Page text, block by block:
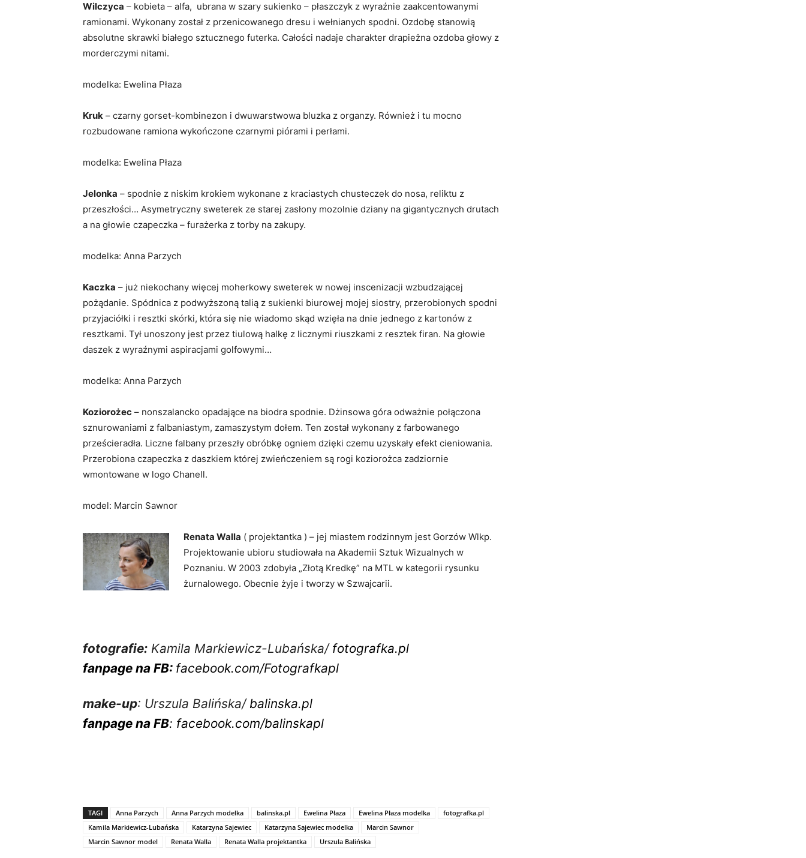
Wilczyca – kobieta – alfa, ubrana w szary sukienko – płaszczyk z wyraźnie zaakcentowanymi
ramionami. Wykonany został z przenicowanego dresu i wełnianych spodni. Ozdobę stanowią
absolutne skrawki białego sztucznego futerka. Całości nadaje charakter drapieżna ozdoba głowy z
morderczymi nitami.
modelka: Ewelina Płaza
Kruk – czarny gorset-kombinezon i dwuwarstwowa bluzka z organzy. Również i tu mocno
rozbudowane ramiona wykończone czarnymi piórami i perłami.
modelka: Ewelina Płaza
Jelonka – spodnie z niskim krokiem wykonane z kraciastych chusteczek do nosa, reliktu z
przeszłości… Asymetryczny sweterek ze starej zasłony mozolnie dziany na gigantycznych drutach
a na głowie czapeczka – furażerka z torby na zakupy.
modelka: Anna Parzych
Kaczka – już niekochany więcej moherkowy sweterek w nowej inscenizacji wzbudzającej
pożądanie. Spódnica z podwyższoną talią z sukienki biurowej mojej siostry, przerobionych spodni
przyjaciółki i resztki skórki, która się nie wiadomo skąd wzięła na dnie jednego z kartonów z
resztkami. Tył unoszony jest przez tiulową halkę z licznymi riuszkami z resztek firan. Na głowie
daszek z wyraźnymi aspiracjami golfowymi…
modelka: Anna Parzych
Koziorożec – nonszalancko opadające na biodra spodnie. Dżinsowa góra odważnie połączona
sznurowaniami z falbaniastym, zamaszystym dołem. Ten został wykonany z farbowanego
prześcieradła. Liczne falbany przeszły obróbkę ogniem dzięki czemu uzyskały efekt cieniowania.
Przerobiona czapeczka z daszkiem której zwieńczeniem są rogi koziorożca zadziornie
wmontowane w logo Chanell.
model: Marcin Sawnor
Renata Walla ( projektantka ) – jej miastem rodzinnym jest Gorzów Wlkp.
Projektowanie ubioru studiowała na Akademii Sztuk Wizualnych w
Poznaniu. W 2003 zdobyła „Złotą Kredkę” na MTL w kategorii rysunku
żurnalowego. Obecnie żyje i tworzy w Szwajcarii.
fotografie: Kamila Markiewicz-Lubańska/ fotografka.pl
fanpage na FB: facebook.com/Fotografkapl
make-up: Urszula Balińska/ balinska.pl
fanpage na FB: facebook.com/balinskapl
TAGI Anna Parzych Anna Parzych modelka balinska.pl Ewelina Płaza Ewelina Płaza modelka
fotografka.pl
Kamila Markiewicz-Lubańska
Katarzyna Sajewiec Katarzyna Sajewiec modelka
Marcin Sawnor
Marcin Sawnor model
Renata Walla Renata Walla projektantka Urszula Balińska